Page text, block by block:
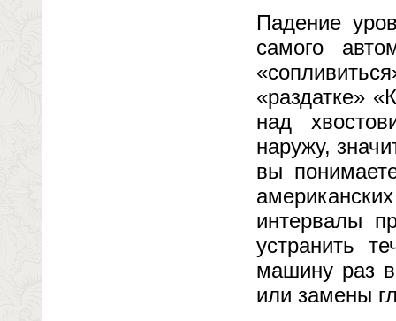
Падение
самого
«раздатке»
над
наружу,
вы
интервалы
устранить
машину раз в
или замены